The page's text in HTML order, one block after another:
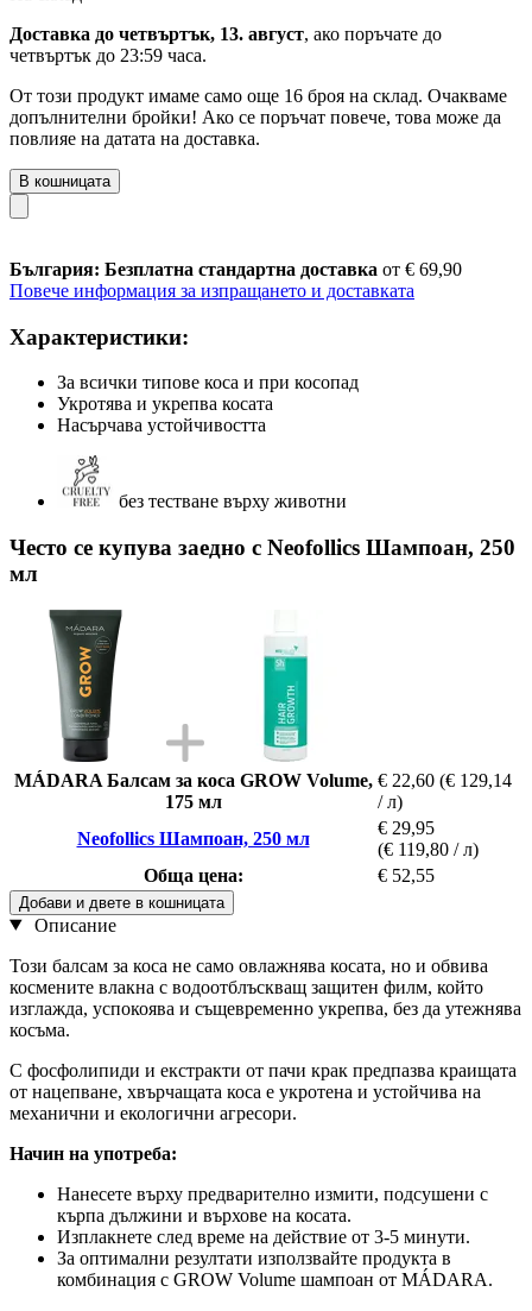
Доставка до четвъртък, 13. август, ако поръчате до
четвъртък до 23:59 часа.
От този продукт имаме само още 16 броя на склад. Очакваме
допълнителни бройки! Ако се поръчат повече, това може да
повлияе на датата на доставка.
В кошницата
България: Безплатна стандартна доставка от € 69,90
Повече информация за изпращането и доставката
Характеристики:
За всички типове коса и при косопад
Укротява и укрепва косата
Насърчава устойчивостта
без тестване върху животни
Често се купува заедно с Neofollics Шампоан, 250
мл
MÁDARA Балсам за коса GROW Volume,
175 мл
€ 22,60 (€ 129,14
/ л)
Neofollics Шампоан, 250 мл
€ 29,95
(€ 119,80 / л)
Обща цена:
€ 52,55
Добави и двете в кошницата
Описание
Този балсам за коса не само овлажнява косата, но и обвива
космените влакна с водоотблъскващ защитен филм, който
изглажда, успокоява и същевременно укрепва, без да утежнява
косъма.
С фосфолипиди и екстракти от пачи крак предпазва краищата
от нацепване, хвърчащата коса е укротена и устойчива на
механични и екологични агресори.
Начин на употреба:
Нанесете върху предварително измити, подсушени с
кърпа дължини и върхове на косата.
Изплакнете след време на действие от 3-5 минути.
За оптимални резултати използвайте продукта в
комбинация с GROW Volume шампоан от MÁDARA.